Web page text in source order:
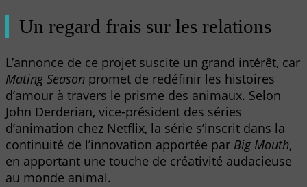
Un regard frais sur les relations
L’annonce de ce projet suscite un grand intérêt, car
Mating Season promet de redéfinir les histoires
d’amour à travers le prisme des animaux. Selon
John Derderian, vice-président des séries
d’animation chez Netflix, la série s’inscrit dans la
continuité de l’innovation apportée par Big Mouth,
en apportant une touche de créativité audacieuse
au monde animal.